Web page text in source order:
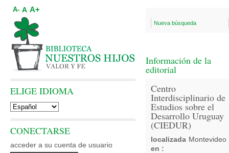
Nueva búsqueda
Información de la
editorial
Centro
Interdisciplinario de
Estudios sobre el
Desarrollo Uruguay
(CIEDUR)
localizada
en :
Montevideo
A- A A+
ELIGE IDIOMA
CONECTARSE
acceder a su cuenta de usuario